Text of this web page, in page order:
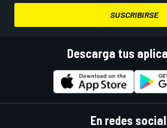
SUSCRIBIRSE
Descarga tus
En redes